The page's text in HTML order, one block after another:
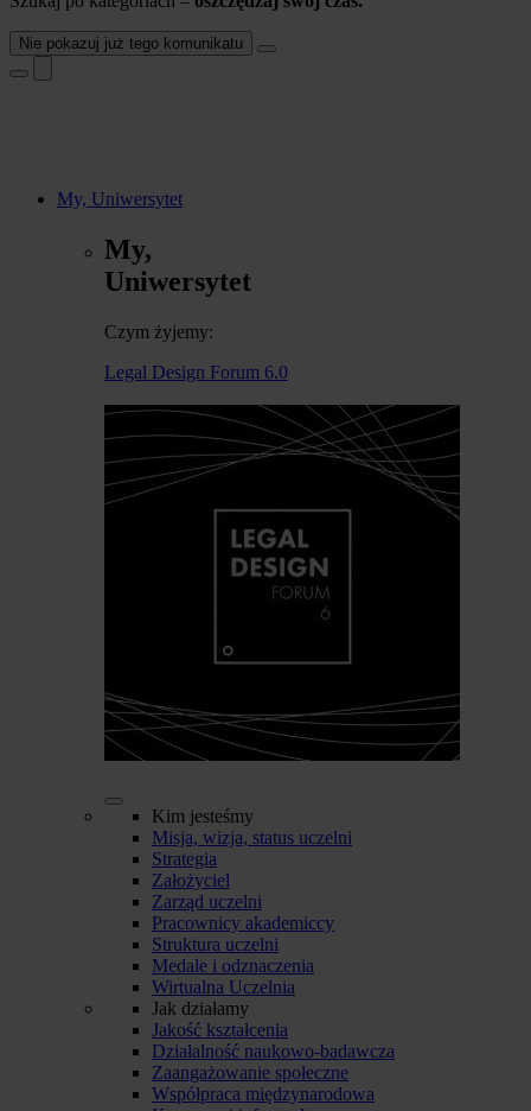
Nie pokazuj już tego komunikatu
My, Uniwersytet
My,
Uniwersytet
Czym żyjemy:
Legal Design Forum 6.0
Kim jesteśmy
Misja, wizja, status uczelni
Strategia
Założyciel
Zarząd uczelni
Pracownicy akademiccy
Struktura uczelni
Medale i odznaczenia
Wirtualna Uczelnia
Jak działamy
Jakość kształcenia
Działalność naukowo-badawcza
Zaangażowanie społeczne
Współpraca międzynarodowa